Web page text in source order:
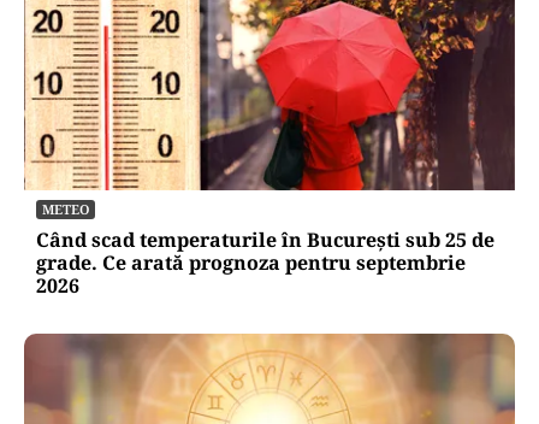
METEO
Când scad temperaturile în București sub 25 de
grade. Ce arată prognoza pentru septembrie
2026